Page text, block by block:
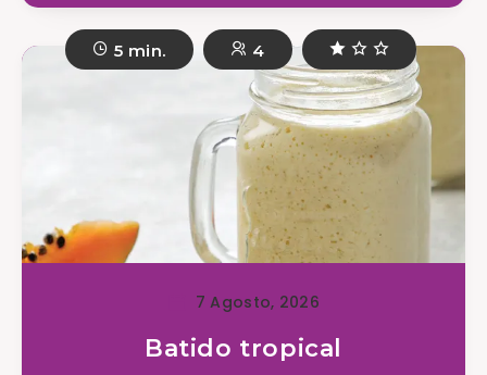
5 min. 4
7 Agosto, 2026
Batido tropical